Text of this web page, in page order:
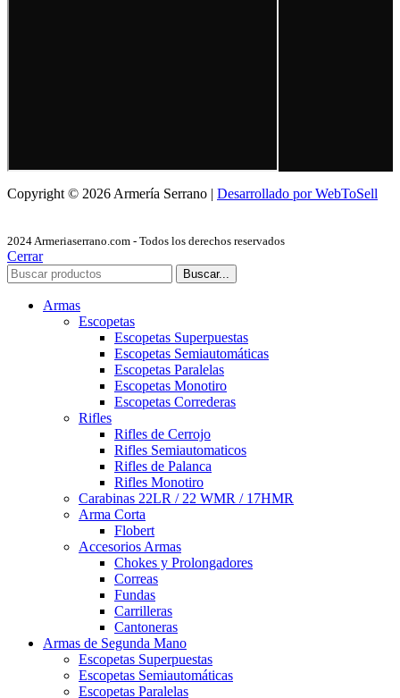
Copyright © 2026 Armería Serrano | Desarrollado por WebToSell
2024 Armeriaserrano.com - Todos los derechos reservados
Cerrar
Buscar...
Armas
Escopetas
Escopetas Superpuestas
Escopetas Semiautomáticas
Escopetas Paralelas
Escopetas Monotiro
Escopetas Correderas
Rifles
Rifles de Cerrojo
Rifles Semiautomaticos
Rifles de Palanca
Rifles Monotiro
Carabinas 22LR / 22 WMR / 17HMR
Arma Corta
Flobert
Accesorios Armas
Chokes y Prolongadores
Correas
Fundas
Carrilleras
Cantoneras
Armas de Segunda Mano
Escopetas Superpuestas
Escopetas Semiautomáticas
Escopetas Paralelas